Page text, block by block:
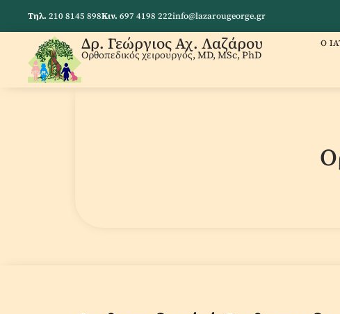
Τηλ. 210 8145 898Κιν. 697 4198 222info@lazarougeorge.gr
Δρ. Γεώργιος Αχ. Λαζάρου
Ορθοπεδικός χειρουργός, MD, MSc, PhD
Ο